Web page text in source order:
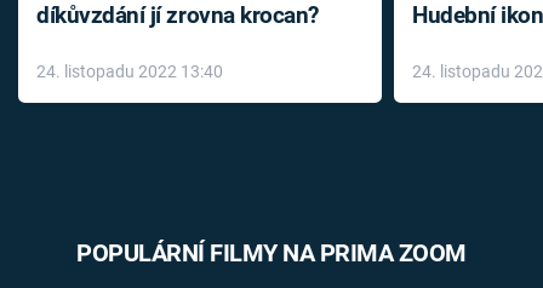
díkůvzdání jí zrovna krocan?
24. listopadu 2022 13:40
Hudební
léky
24. listopadu
POPULÁRNÍ FILMY NA PRIMA ZOOM